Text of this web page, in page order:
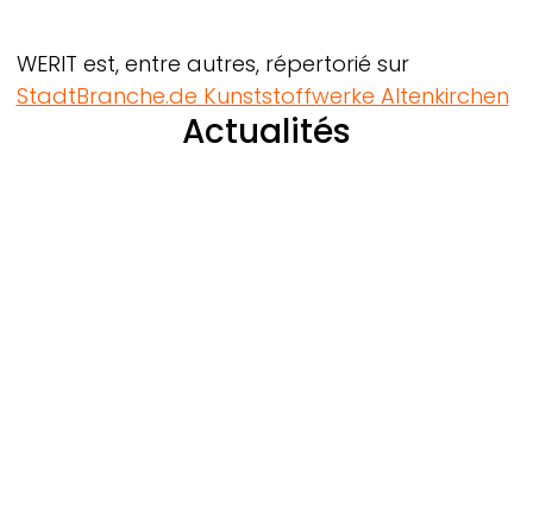
WERIT est, entre autres, répertorié sur
StadtBranche.de Kunststoffwerke Altenkirchen
Actualités